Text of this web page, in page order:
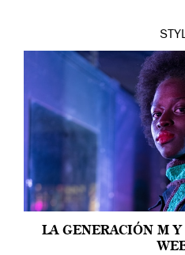
LA GENERACIÓN M